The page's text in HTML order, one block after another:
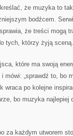
że muzyka to
bodźcem.
że treści mogą
tych, którzy żyją sceną.
które ma swoją
mówi: „sprawdź to, bo
wraca po kolejne
bo muzyka najlepiej
za każdym utworem